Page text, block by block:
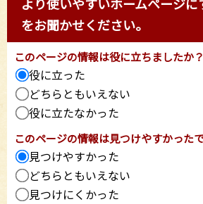
より使いやすいホームページ
をお聞かせください。
このページの情報は役に立ちましたか？
役に立った
どちらともいえない
役に立たなかった
このページの情報は見つけやすかった
見つけやすかった
どちらともいえない
見つけにくかった